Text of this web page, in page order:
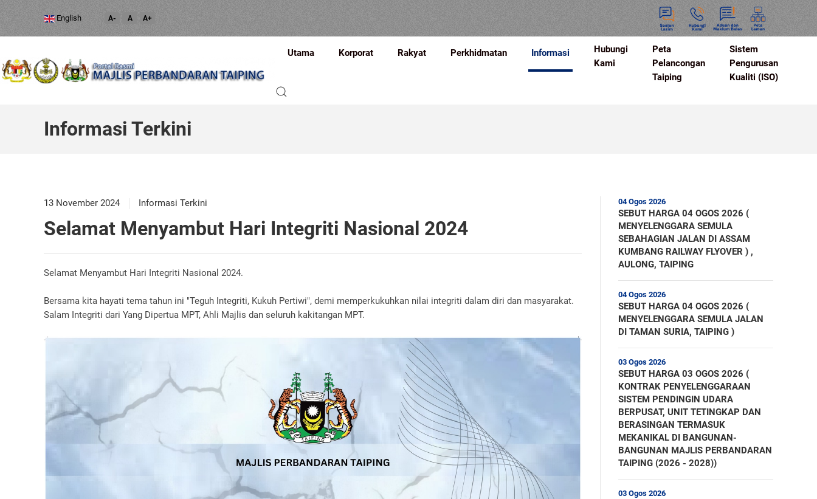
English A- A A+
Utama Korporat Rakyat Perkhidmatan Informasi
Hubungi
Kami
Peta
Pelancongan
Taiping
Sistem
Pengurusan
Kualiti (ISO)
Informasi Terkini
13 November 2024 Informasi Terkini
Selamat Menyambut Hari Integriti Nasional 2024
Selamat Menyambut Hari Integriti Nasional 2024.
Bersama kita hayati tema tahun ini "Teguh Integriti, Kukuh Pertiwi", demi memperkukuhkan nilai integriti dalam diri dan masyarakat.
Salam Integriti dari Yang Dipertua MPT, Ahli Majlis dan seluruh kakitangan MPT.
04 Ogos 2026
SEBUT HARGA 04 OGOS 2026 (
MENYELENGGARA SEMULA
SEBAHAGIAN JALAN DI ASSAM
KUMBANG RAILWAY FLYOVER ) ,
AULONG, TAIPING
04 Ogos 2026
SEBUT HARGA 04 OGOS 2026 (
MENYELENGGARA SEMULA JALAN
DI TAMAN SURIA, TAIPING )
03 Ogos 2026
SEBUT HARGA 03 OGOS 2026 (
KONTRAK PENYELENGGARAAN
SISTEM PENDINGIN UDARA
BERPUSAT, UNIT TETINGKAP DAN
BERASINGAN TERMASUK
MEKANIKAL DI BANGUNAN-
BANGUNAN MAJLIS PERBANDARAN
TAIPING (2026 - 2028))
03 Ogos 2026